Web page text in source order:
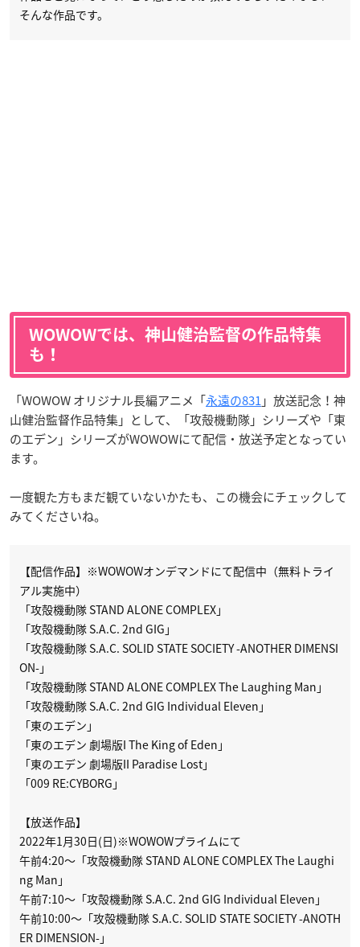
そんな作品です。
WOWOWでは、神山健治監督の作品特集
も！
「WOWOW オリジナル長編アニメ「永遠の831」放送記念！神
山健治監督作品特集」として、「攻殻機動隊」シリーズや「東
のエデン」シリーズがWOWOWにて配信・放送予定となってい
ます。
一度観た方もまだ観ていないかたも、この機会にチェックして
みてくださいね。
【配信作品】※WOWOWオンデマンドにて配信中（無料トライ
アル実施中）
「攻殻機動隊 STAND ALONE COMPLEX」
「攻殻機動隊 S.A.C. 2nd GIG」
「攻殻機動隊 S.A.C. SOLID STATE SOCIETY -ANOTHER DIMENSI
ON-」
「攻殻機動隊 STAND ALONE COMPLEX The Laughing Man」
「攻殻機動隊 S.A.C. 2nd GIG Individual Eleven」
「東のエデン」
「東のエデン 劇場版I The King of Eden」
「東のエデン 劇場版II Paradise Lost」
「009 RE:CYBORG」
【放送作品】
2022年1月30日(日)※WOWOWプライムにて
午前4:20～「攻殻機動隊 STAND ALONE COMPLEX The Laughi
ng Man」
午前7:10～「攻殻機動隊 S.A.C. 2nd GIG Individual Eleven」
午前10:00～「攻殻機動隊 S.A.C. SOLID STATE SOCIETY -ANOTH
ER DIMENSION-」